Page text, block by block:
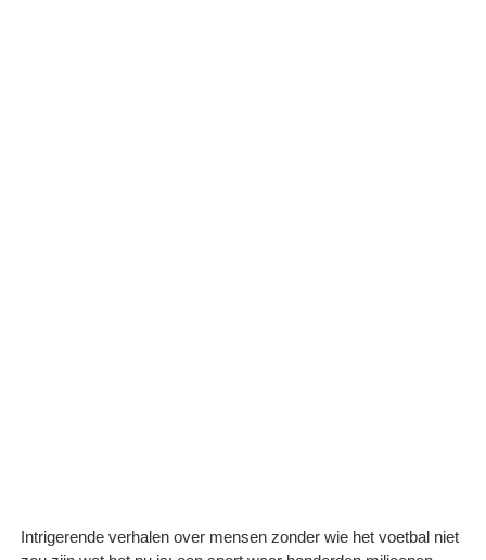
Intrigerende verhalen over mensen zonder wie het voetbal niet